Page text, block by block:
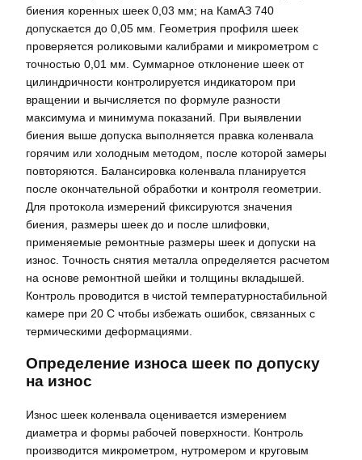
биения коренных шеек 0,03 мм; на КамАЗ 740
допускается до 0,05 мм. Геометрия профиля шеек
проверяется роликовыми калибрами и микрометром с
точностью 0,01 мм. Суммарное отклонение шеек от
цилиндричности контролируется индикатором при
вращении и вычисляется по формуле разности
максимума и минимума показаний. При выявлении
биения выше допуска выполняется правка коленвала
горячим или холодным методом, после которой замеры
повторяются. Балансировка коленвала планируется
после окончательной обработки и контроля геометрии.
Для протокола измерений фиксируются значения
биения, размеры шеек до и после шлифовки,
применяемые ремонтные размеры шеек и допуски на
износ. Точность снятия металла определяется расчетом
на основе ремонтной шейки и толщины вкладышей.
Контроль проводится в чистой температурностабильной
камере при 20 C чтобы избежать ошибок, связанных с
термическими деформациями.
Определение износа шеек по допуску
на износ
Износ шеек коленвала оценивается измерением
диаметра и формы рабочей поверхности. Контроль
производится микрометром, нутромером и круговым